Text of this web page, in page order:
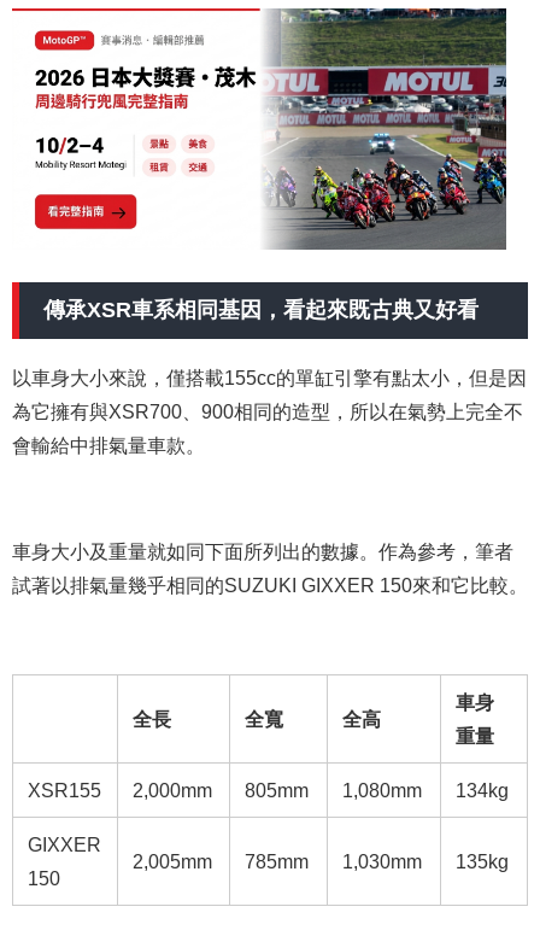
傳承XSR車系相同基因，看起來既古典又好看
以車身大小來說，僅搭載155cc的單缸引擎有點太小，但是因
為它擁有與XSR700、900相同的造型，所以在氣勢上完全不
會輸給中排氣量車款。
車身大小及重量就如同下面所列出的數據。作為參考，筆者
試著以排氣量幾乎相同的SUZUKI GIXXER 150來和它比較。
全長 全寬 全高
車身
重量
XSR155 2,000mm 805mm 1,080mm 134kg
GIXXER
150
2,005mm 785mm 1,030mm 135kg